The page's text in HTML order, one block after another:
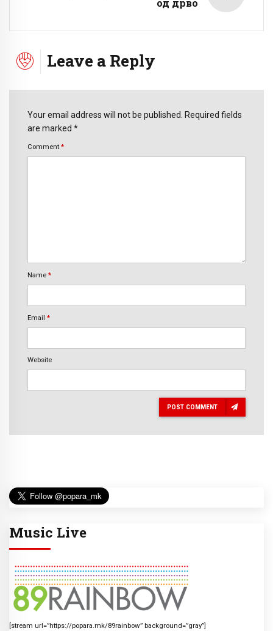
од дрво
Leave a Reply
Your email address will not be published. Required fields
are marked *
Comment *
Name *
Email *
Website
POST COMMENT
Music Live
[stream url=”https://popara.mk/89rainbow” background=”gray”]